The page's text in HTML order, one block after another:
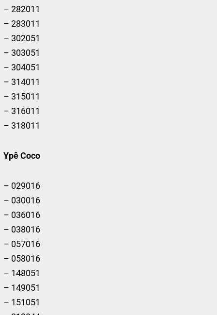
– 282011
– 283011
– 302051
– 303051
– 304051
– 314011
– 315011
– 316011
– 318011
Ypê Coco
– 029016
– 030016
– 036016
– 038016
– 057016
– 058016
– 148051
– 149051
– 151051